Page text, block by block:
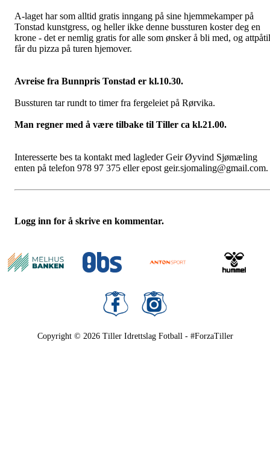
A-laget har som alltid gratis inngang på sine hjemmekamper på
Tonstad kunstgress, og heller ikke denne bussturen koster deg en
krone - det er nemlig gratis for alle som ønsker å bli med, og attpåtil
får du pizza på turen hjemover.
Avreise fra Bunnpris Tonstad er kl.10.30.
Bussturen tar rundt to timer fra fergeleiet på Rørvika.
Man regner med å være tilbake til Tiller ca kl.21.00.
Interesserte bes ta kontakt med lagleder Geir Øyvind Sjømæling
enten på telefon 978 97 375 eller epost geir.sjomaling@gmail.com.
Logg inn for å skrive en kommentar.
Copyright © 2026 Tiller Idrettslag Fotball - #ForzaTiller